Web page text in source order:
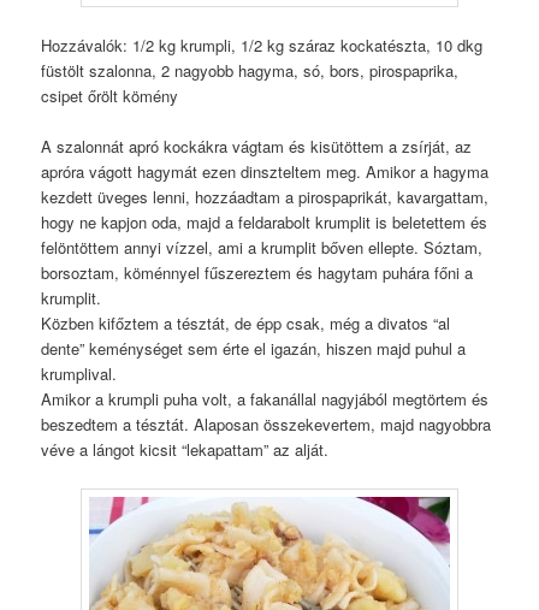
Hozzávalók: 1/2 kg krumpli, 1/2 kg száraz kockatészta, 10 dkg
füstölt szalonna, 2 nagyobb hagyma, só, bors, pirospaprika,
csipet őrölt kömény
A szalonnát apró kockákra vágtam és kisütöttem a zsírját, az
apróra vágott hagymát ezen dinszteltem meg. Amikor a hagyma
kezdett üveges lenni, hozzáadtam a pirospaprikát, kavargattam,
hogy ne kapjon oda, majd a feldarabolt krumplit is beletettem és
felöntöttem annyi vízzel, ami a krumplit bőven ellepte. Sóztam,
borsoztam, köménnyel fűszereztem és hagytam puhára főni a
krumplit.
Közben kifőztem a tésztát, de épp csak, még a divatos “al
dente” keménységet sem érte el igazán, hiszen majd puhul a
krumplival.
Amikor a krumpli puha volt, a fakanállal nagyjából megtörtem és
beszedtem a tésztát. Alaposan összekevertem, majd nagyobbra
véve a lángot kicsit “lekapattam” az alját.